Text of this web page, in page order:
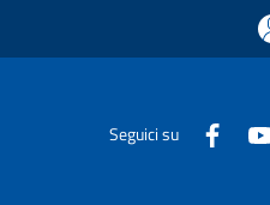
Seguici su